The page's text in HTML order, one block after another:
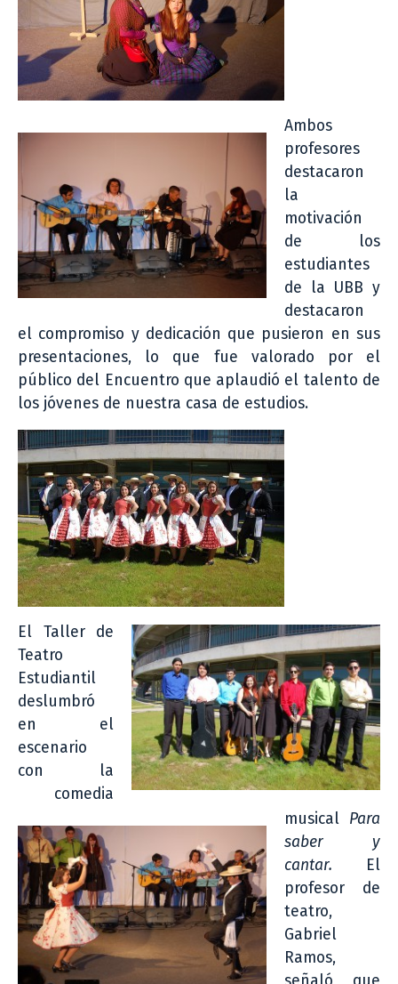
Ambos
profesores
destacaron
la
motivación
de los
estudiantes
de la UBB y
destacaron
el compromiso y dedicación que pusieron en sus
presentaciones, lo que fue valorado por el
público del Encuentro que aplaudió el talento de
los jóvenes de nuestra casa de estudios.
El Taller de
Teatro
Estudiantil
deslumbró
en el
escenario
con la
comedia
musical Para
saber y
cantar.
El
profesor de
teatro,
Gabriel
Ramos,